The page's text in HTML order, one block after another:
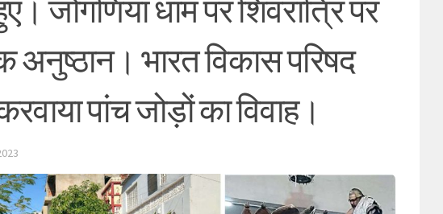
जोगणिया धाम पर शिवरात्रि पर
अनुष्ठान। भारत विकास परिषद
पांच जोड़ों का विवाह।